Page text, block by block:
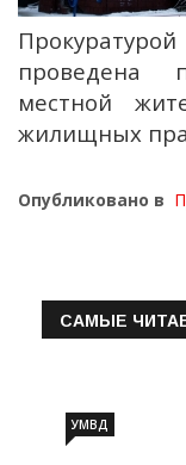
проведена
местной
жилищных
Опубликовано в
САМЫЕ
УМВД